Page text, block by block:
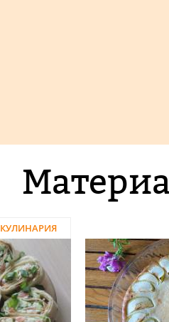
КУЛИНАРИЯ